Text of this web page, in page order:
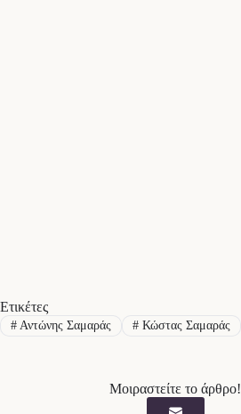
Ετικέτες
#Αντώνης Σαμαράς #Κώστας Σαμαράς
Μοιραστείτε το άρθρο!